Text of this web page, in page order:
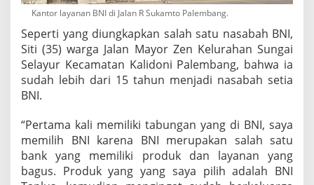
Kantor layanan BNI di Jalan R Sukamto Palembang.
Seperti yang diungkapkan salah satu nasabah BNI,
Siti (35) warga Jalan Mayor Zen Kelurahan Sungai
Selayur Kecamatan Kalidoni Palembang, bahwa ia
sudah lebih dari 15 tahun menjadi nasabah setia
BNI.
“Pertama kali memiliki tabungan yang di BNI, saya
memilih BNI karena BNI merupakan salah satu
bank yang memiliki produk dan layanan yang
bagus. Produk yang yang saya pilih adalah BNI